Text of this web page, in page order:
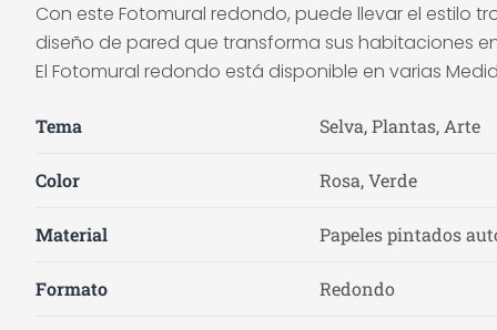
Con este Fotomural redondo, puede llevar el estilo
diseño de pared que transforma sus habitaciones
El Fotomural redondo está disponible en varias
Tema Selva, Plantas, Arte
Color Rosa, Verde
Material Papeles pintados
Formato Redondo